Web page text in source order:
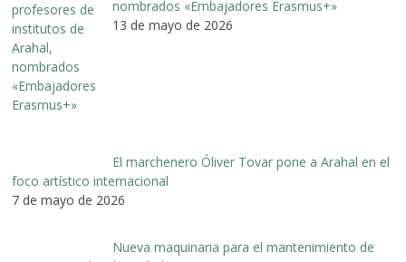
nombrados «Embajadores Erasmus+»
13 de mayo de 2026
El marchenero Óliver Tovar pone a Arahal en el
foco artístico internacional
7 de mayo de 2026
Nueva maquinaria para el mantenimiento de